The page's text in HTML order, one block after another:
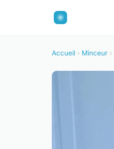
Accueil › Minceur ›